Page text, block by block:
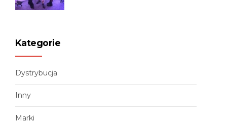
Kategorie
Dystrybucja
Inny
Marki